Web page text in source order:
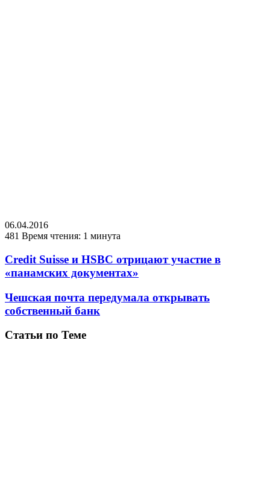
06.04.2016
481 Время чтения: 1 минута
Credit Suisse и HSBC отрицают участие в
«панамских документах»
Чешская почта передумала открывать
собственный банк
Статьи по Теме